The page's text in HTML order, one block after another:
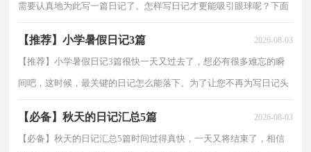
需要认真地为此写一篇日记了。怎样写日记才更能吸引眼球呢？下面
【推荐】小学暑假日记3篇 2026-08-03
【推荐】小学暑假日记3篇很快一天又过去了，想必有很多难忘的瞬
间吧，这时候，最关键的日记怎么能落下。为了让您不再为写日记头
【必备】秋天的日记汇总5篇 2026-08-03
【必备】秋天的日记汇总5篇时间过得真快，一天又将结束了，相信